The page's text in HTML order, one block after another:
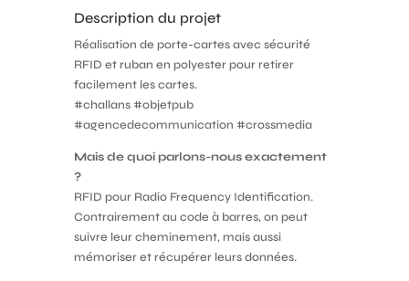
Description du projet
Réalisation de porte-cartes avec sécurité
RFID et ruban en polyester pour retirer
facilement les cartes.
#challans #objetpub
#agencedecommunication #crossmedia
Mais de quoi parlons-nous exactement
?
RFID pour Radio Frequency Identification.
Contrairement au code à barres, on peut
suivre leur cheminement, mais aussi
mémoriser et récupérer leurs données.